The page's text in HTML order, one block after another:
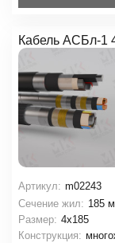
Кабель АСБл-1
Артикул: m02243
Сечение жил: 185
Размер: 4х185
Конструкция: